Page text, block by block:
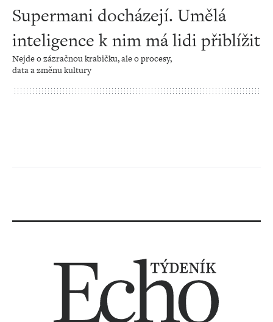
Supermani docházejí. Umělá
inteligence k nim má lidi přiblížit
Nejde o zázračnou krabičku, ale o procesy,
data a změnu kultury